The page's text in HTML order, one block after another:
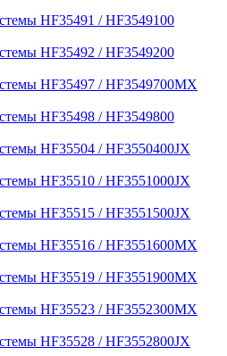
HF35491 / HF3549100
HF35492 / HF3549200
HF35497 / HF3549700MX
HF35498 / HF3549800
HF35504 / HF3550400JX
HF35510 / HF3551000JX
HF35515 / HF3551500JX
HF35516 / HF3551600MX
HF35519 / HF3551900MX
HF35523 / HF3552300MX
HF35528 / HF3552800JX